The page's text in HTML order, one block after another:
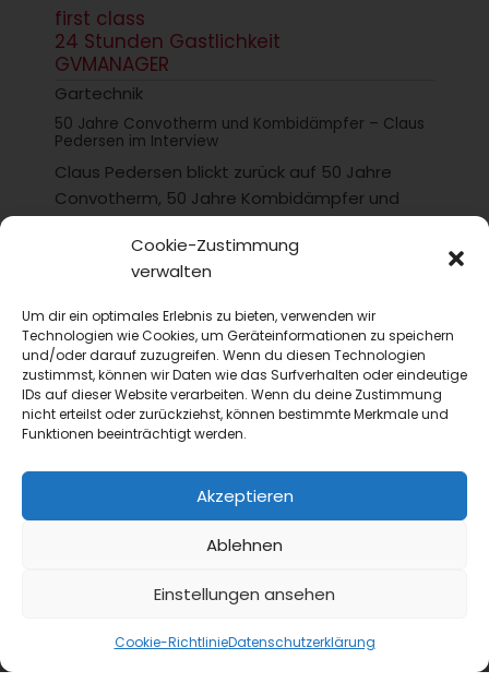
Cookie-Zustimmung
verwalten
Um dir ein optimales Erlebnis zu bieten, verwenden wir
Technologien wie Cookies, um Geräteinformationen zu speichern
und/oder darauf zuzugreifen. Wenn du diesen Technologien
zustimmst, können wir Daten wie das Surfverhalten oder eindeutige
IDs auf dieser Website verarbeiten. Wenn du deine Zustimmung
nicht erteilst oder zurückziehst, können bestimmte Merkmale und
Funktionen beeinträchtigt werden.
Akzeptieren
Ablehnen
Einstellungen ansehen
Cookie-RichtlinieDatenschutzerklärung
first class
24 Stunden Gastlichkeit
GVMANAGER
Gartechnik
50 Jahre Convotherm und Kombidämpfer – Claus
Pedersen im Interview
Claus Pedersen blickt zurück auf 50 Jahre
Convotherm, 50 Jahre Kombidämpfer und
Mit einem modular kombinierbaren,
praxisbezogenen Programm lädt der Verband